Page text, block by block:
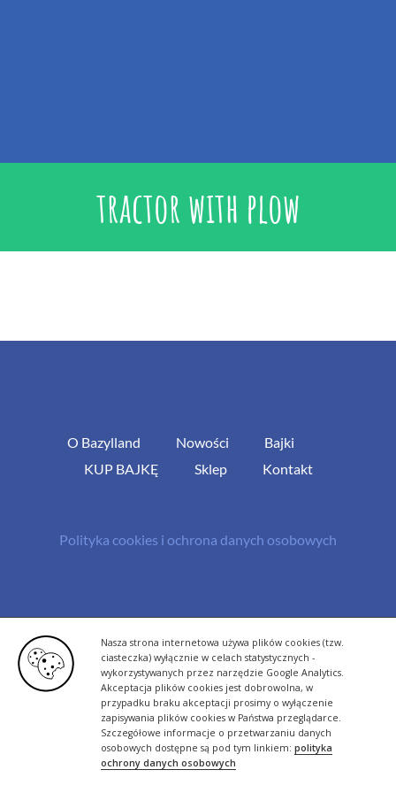
Nasza strona internetowa używa plików cookies (tzw.
ciasteczka) wyłącznie w celach statystycznych -
wykorzystywanych przez narzędzie Google Analytics.
Akceptacja plików cookies jest dobrowolna, w
przypadku braku akceptacji prosimy o wyłączenie
zapisywania plików cookies w Państwa przeglądarce.
Szczegółowe informacje o przetwarzaniu danych
osobowych dostępne są pod tym linkiem: polityka
ochrony danych osobowych
tractor with plow
O Bazylland Nowości
Bajki
KUP BAJKĘ
Sklep Kontakt
Polityka cookies i ochrona danych osobowych
rutyna.pl - tworzenie stron www